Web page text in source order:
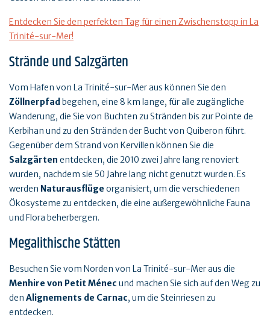
Entdecken Sie den perfekten Tag für einen Zwischenstopp in La
Trinité-sur-Mer!
Strände und Salzgärten
Vom Hafen von La Trinité-sur-Mer aus können Sie den
Zöllnerpfad begehen, eine 8 km lange, für alle zugängliche
Wanderung, die Sie von Buchten zu Stränden bis zur Pointe de
Kerbihan und zu den Stränden der Bucht von Quiberon führt.
Gegenüber dem Strand von Kervillen können Sie die
Salzgärten entdecken, die 2010 zwei Jahre lang renoviert
wurden, nachdem sie 50 Jahre lang nicht genutzt wurden. Es
werden Naturausflüge organisiert, um die verschiedenen
Ökosysteme zu entdecken, die eine außergewöhnliche Fauna
und Flora beherbergen.
Megalithische Stätten
Besuchen Sie vom Norden von La Trinité-sur-Mer aus die
Menhire von Petit Ménec und machen Sie sich auf den Weg zu
den Alignements de Carnac, um die Steinriesen zu
entdecken.